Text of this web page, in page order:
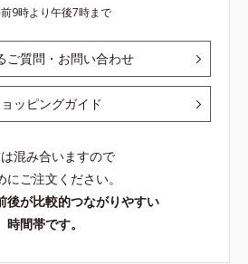
9時より午後7時まで
ご質問・お問い合わせ
ッピングガイド
混み合いますので
にご注文ください。
後が比較的つながりやすい
時間帯です。